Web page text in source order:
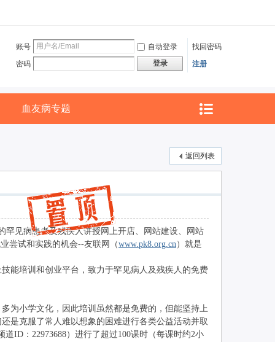
账号 自动登录
找回密码
密码
登录 注册
血友病专题
返回列表
罕见病患者及残疾人讲授网上开店、网站建设、网站
尝试和实践的机会--友联网（www.pk8.org.cn）就是
培训和创业平台，致力于罕见病人及残疾人的免费
小学文化，因此培训虽然都是免费的，但能坚持上
是克服了常人难以想象的困难进行各类公益活动并取
ID：22973688）进行了超过100课时（每课时约2小